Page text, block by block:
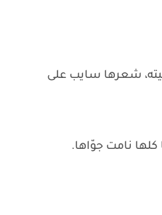
شعرها سايب على
كلها نامت جوّاها.